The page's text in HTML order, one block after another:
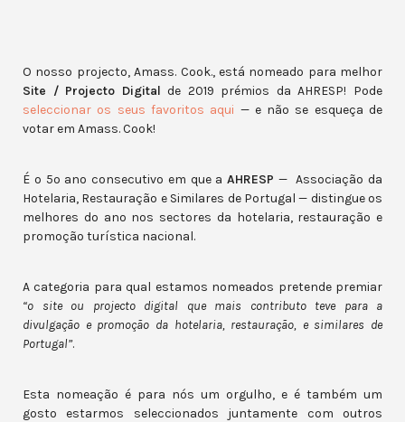
O nosso projecto, Amass. Cook., está nomeado para melhor
Site / Projecto Digital de 2019 prémios da AHRESP! Pode
seleccionar os seus favoritos aqui — e não se esqueça de
votar em Amass. Cook!
É o 5º ano consecutivo em que a AHRESP — Associação da
Hotelaria, Restauração e Similares de Portugal — distingue os
melhores do ano nos sectores da hotelaria, restauração e
promoção turística nacional.
A categoria para qual estamos nomeados pretende premiar
“o site ou projecto digital que mais contributo teve para a
divulgação e promoção da hotelaria, restauração, e similares de
Portugal”.
Esta nomeação é para nós um orgulho, e é também um
gosto estarmos seleccionados juntamente com outros